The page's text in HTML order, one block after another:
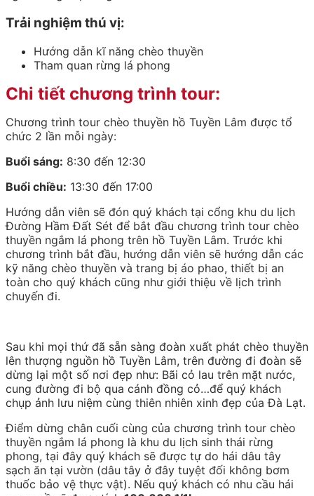
Trải nghiệm thú vị:
Hướng dẫn kĩ năng chèo thuyền
Tham quan rừng lá phong
Chi tiết chương trình tour:
Chương trình tour chèo thuyền hồ Tuyền Lâm được tổ
chức 2 lần mỗi ngày:
Buổi sáng: 8:30 đến 12:30
Buổi chiều: 13:30 đến 17:00
Hướng dẫn viên sẽ đón quý khách tại cổng khu du lịch
Đường Hầm Đất Sét để bắt đầu chương trình tour chèo
thuyền ngắm lá phong trên hồ Tuyền Lâm. Trước khi
chương trình bắt đầu, hướng dẫn viên sẽ hướng dẫn các
kỹ năng chèo thuyền và trang bị áo phao, thiết bị an
toàn cho quý khách cũng như giới thiệu về lịch trình
chuyến đi.
Sau khi mọi thứ đã sẵn sàng đoàn xuất phát chèo thuyền
lên thượng nguồn hồ Tuyền Lâm, trên đường đi đoàn sẽ
dừng lại một số nơi đẹp như: Bãi cỏ lau trên mặt nước,
cung đường đi bộ qua cánh đồng cỏ…để quý khách
chụp ảnh lưu niệm cùng thiên nhiên xinh đẹp của Đà Lạt.
Điểm dừng chân cuối cùng của chương trình tour chèo
thuyền ngắm lá phong là khu du lịch sinh thái rừng
phong, tại đây quý khách sẽ được tự do hái dâu tây
sạch ăn tại vườn (dâu tây ở đây tuyệt đối không bơm
thuốc bảo vệ thực vật). Nếu quý khách có nhu cầu hái